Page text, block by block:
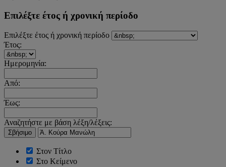
Επιλέξτε έτος ή χρονική περίοδο
Επιλέξτε έτος ή χρονική περίοδο
Έτος:
Ημερομηνία:
Από:
Έως:
Αναζητήστε με βάση λέξη/λέξεις:
Σβήσιμο
Στον Τίτλο
Στο Κείμενο